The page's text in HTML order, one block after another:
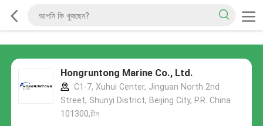
Hongruntong Marine Co., Ltd.
C1-7, Xuhui Center, Jinguan North 2nd
Street, Shunyi District, Beijing City, P.R. China
101300,চীন